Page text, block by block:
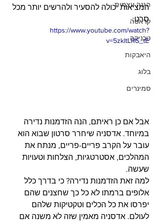
הגנה עצמית
קראטה
טכניקה
היאבקות
בלוג
סמינרים
המציאות יכולה להסעיר ולהרשים יותר מכל
סרט:
https://www.youtube.com/watch?
v=5zkltLRS_tE
אבל אם כן ראיתם, הנה הזדמנות נדירה
במיוחד. אדסניה שיחרר סרטון שבוא הוא
עובר על הקרב פריים-פריים, מנתח את
המהלכים, אסטרטגיות, הצלחות וטעויות
שעשה.
למה זאת הזדמנות נדירה? כי בדרך כלל
אלופים ברמתו לא כל כך שחצנים שהם
יפרסו את כל הכלים וטקטיקות שלהם
לעולם. אדסניה מאמין שזה לא משנה אם